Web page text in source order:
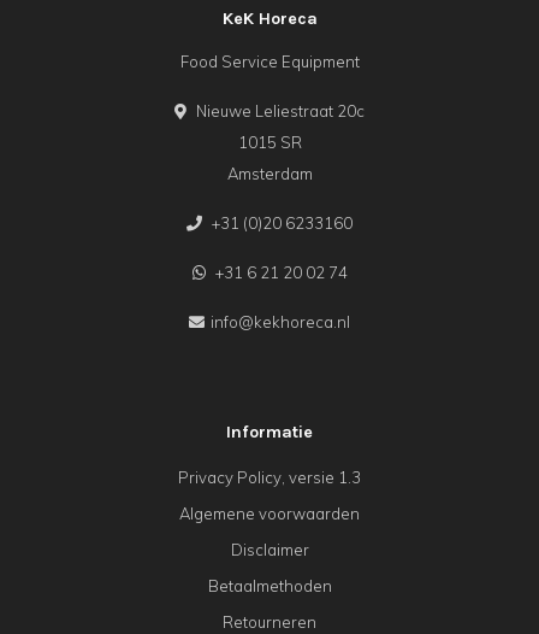
KeK Horeca
Food Service Equipment
Nieuwe Leliestraat 20c
1015 SR
Amsterdam
+31 (0)20 6233160
+31 6 21 20 02 74
info@kekhoreca.nl
Informatie
Privacy Policy, versie 1.3
Algemene voorwaarden
Disclaimer
Betaalmethoden
Retourneren